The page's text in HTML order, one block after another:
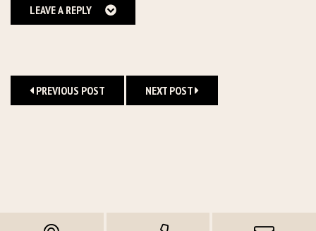
LEAVE A REPLY
PREVIOUS POST NEXT POST